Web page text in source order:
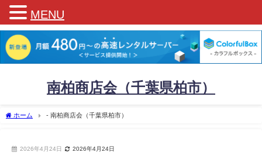
南柏商店会（千葉県柏市）
ホーム - 南柏商店会（千葉県柏市）
2026年4月24日 2026年4月24日
MENU